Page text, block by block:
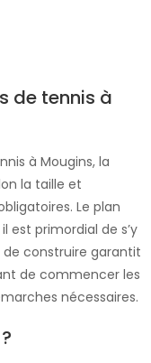
de tennis à
à Mougins, la
la taille et
Le plan
est primordial de s’y
de construire garantit
de commencer les
nécessaires.